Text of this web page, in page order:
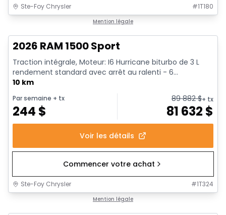
Ste-Foy Chrysler #1T180
Mention légale
2026 RAM 1500 Sport
Traction intégrale, Moteur: I6 Hurricane biturbo de 3 L
rendement standard avec arrêt au ralenti - 6...
10 km
Par semaine + tx
244 $
89 882$+ tx
81 632 $
Voir les détails
Commencer votre achat
Ste-Foy Chrysler #1T324
Mention légale